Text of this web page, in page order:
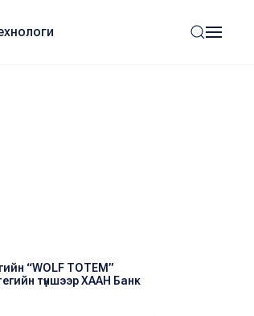
“WOLF TOTEM”
түншээр ХААН Банк